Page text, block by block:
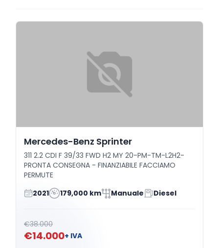
Mercedes-Benz Sprinter
311 2.2 CDI F 39/33 FWD H2 MY 20-PM-TM-L2H2-
PRONTA CONSEGNA - FINANZIABILE FACCIAMO
PERMUTE
2021
179,000 km Manuale Diesel
€38.000
€14.000+ IVA